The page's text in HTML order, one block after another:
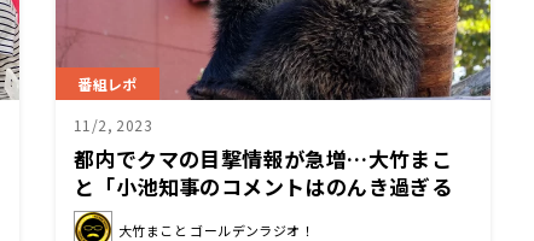
番組レポ
11/2, 2023
都内でクマの目撃情報が急増…大竹まこ
と「小池知事のコメントはのんき過ぎる
のでは？」
大竹まこと ゴールデンラジオ！